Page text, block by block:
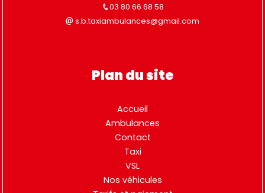
03 80 66 68 58
s.b.taxiambulances@gmail.com
Plan du site
Accueil
Ambulances
Contact
Taxi
VSL
Nos véhicules